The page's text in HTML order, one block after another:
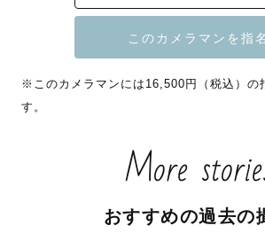
＝＝＝5つのポイント＝＝＝
・思い出やエピソードに寄り添ったロケ
・手先まで自然に見えるポージング
・メインカメラ2台で、多くのカットを
※このカメラマンには16,500円（税込）の
す。
More
おすすめの過去の